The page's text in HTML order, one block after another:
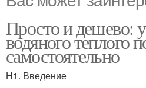
Просто и дешево:
водяного теплого
самостоятельно
H1. Введение